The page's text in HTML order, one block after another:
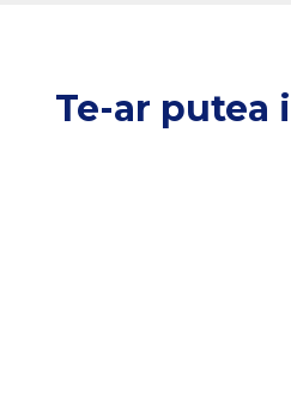
Te-ar putea